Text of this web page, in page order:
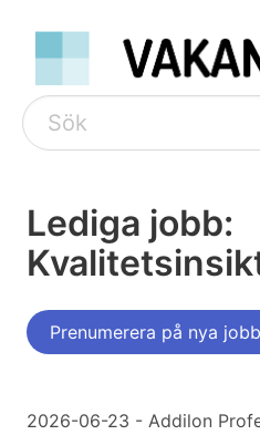
Lediga jobb:
Prenumerera på nya
2026-06-23 - Addilon